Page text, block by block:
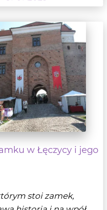
w Łęczycy i jego
stoi zamek,